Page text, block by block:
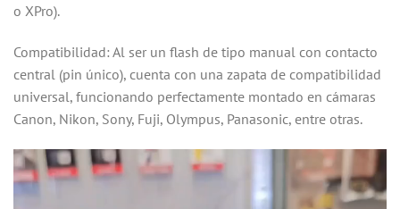
o XPro).
Compatibilidad: Al ser un flash de tipo manual con contacto
central (pin único), cuenta con una zapata de compatibilidad
universal, funcionando perfectamente montado en cámaras
Canon, Nikon, Sony, Fuji, Olympus, Panasonic, entre otras.
Reproductor
de